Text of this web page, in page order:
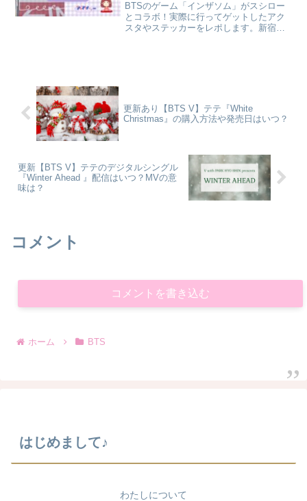
BTSのゲーム「インザソム」がスシロー
とコラボ！実際に行ってゲットしたアク
スタやステッカーをレポします。新宿・
更新あり【BTS V】テテ『White
Christmas』の購入方法や発売日はいつ？
更新【BTS V】テテのデジタルシングル
『Winter Ahead 』配信はいつ？MVの意
味は？
コメント
コメントを書き込む
ホーム BTS
はじめまして♪
わたしについて